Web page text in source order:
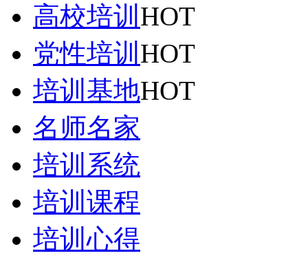
高校培训 HOT
党性培训 HOT
培训基地HOT
名师名家
培训系统
培训课程
培训心得